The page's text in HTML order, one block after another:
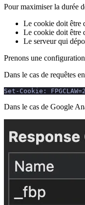
Pour maximiser la durée
Le cookie doit être
Le cookie doit être
Le serveur qui
Prenons une
Dans le cas de requêtes
Set-Cookie:
Dans le cas de Google